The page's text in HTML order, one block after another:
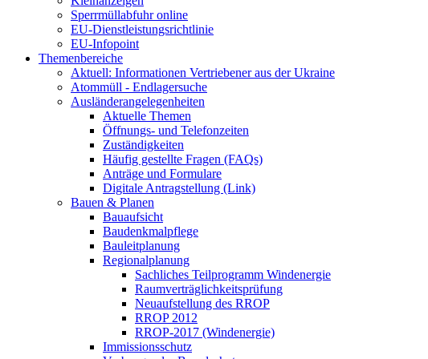
Sperrmüllabfuhr online
EU-Dienstleistungsrichtlinie
EU-Infopoint
Themenbereiche
Aktuell: Informationen Vertriebener aus der Ukraine
Atommüll - Endlagersuche
Ausländerangelegenheiten
Aktuelle Themen
Öffnungs- und Telefonzeiten
Zuständigkeiten
Häufig gestellte Fragen (FAQs)
Anträge und Formulare
Digitale Antragstellung (Link)
Bauen & Planen
Bauaufsicht
Baudenkmalpflege
Bauleitplanung
Regionalplanung
Sachliches Teilprogramm Windenergie
Raumverträglichkeitsprüfung
Neuaufstellung des RROP
RROP 2012
RROP-2017 (Windenergie)
Immissionsschutz